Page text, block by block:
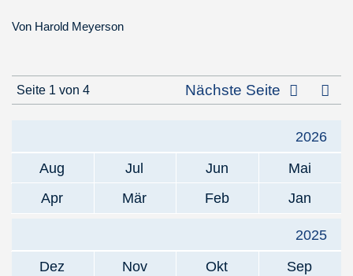
Von Harold Meyerson
Seite 1 von 4 Nächste Seite
2026
Aug
Jul Jun
Mai
Apr
Mär Feb Jan
2025
Dez
Nov Okt
Sep